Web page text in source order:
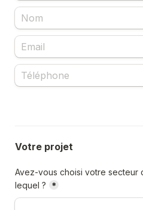
Votre projet
Avez-vous choisi votre secteur
lequel ?
*